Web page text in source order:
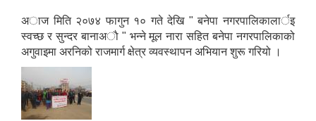
अाज मिति २०७४ फागुन १० गते देखि " बनेपा नगरपालिकालार्इ
स्वच्छ र सुन्दर बानाअाै " भन्ने मूल नारा सहित बनेपा नगरपालिकाको
अगुवाइमा अरनिको राजमार्ग क्षेत्र व्यवस्थापन अभियान शुरू गरियो ।